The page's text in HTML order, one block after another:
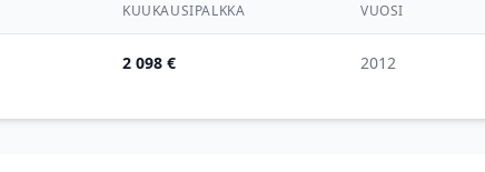
KUUKAUSIPALKKA VUOSI
2 098 € 2012